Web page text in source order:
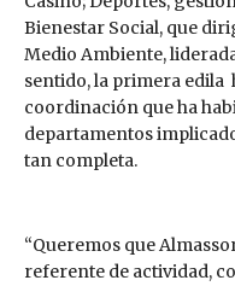
Bienestar Social, que
Medio Ambiente,
sentido, la primera edila
coordinación que ha
departamentos
tan completa.
“Queremos que
referente de actividad,